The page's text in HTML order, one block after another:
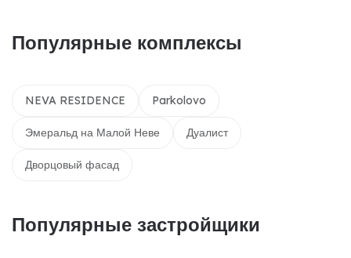
Популярные комплексы
NEVA RESIDENCE Parkolovo
Эмеральд на Малой Неве Дуалист
Дворцовый фасад
Популярные застройщики